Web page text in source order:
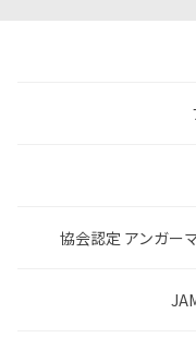
協会認定 アンガー